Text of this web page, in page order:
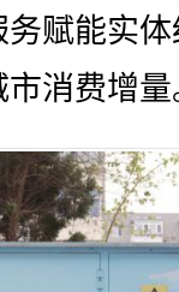
赋能实
消费增量